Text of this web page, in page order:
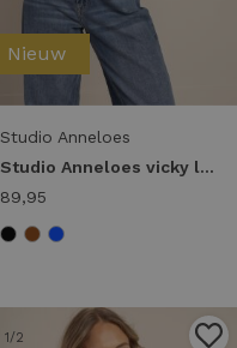
Nieuw
Studio Anneloes
Studio Anneloes vicky ls shirt 94858 T-shirt Lange mouw 6900 dark blue
89,95
1/2